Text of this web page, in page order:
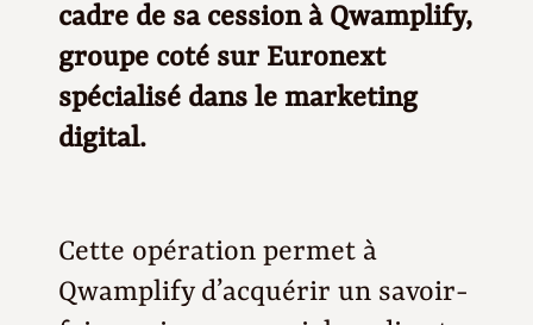
cadre de sa cession à Qwamplify,
groupe coté sur Euronext
spécialisé dans le marketing
digital.
Cette opération permet à
Qwamplify d’acquérir un savoir-